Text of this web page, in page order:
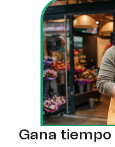
Gana tiempo